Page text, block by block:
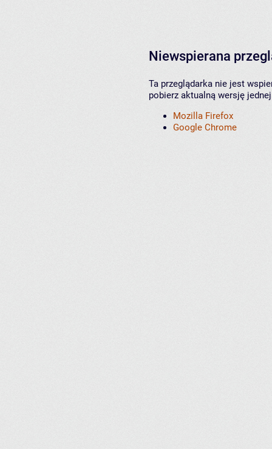
Niewspierana
Ta przeglądarka nie jest
pobierz aktualną wersję
Mozilla Firefox
Google Chrome